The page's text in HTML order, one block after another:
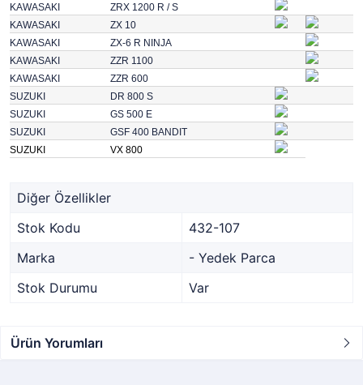
KAWASAKI
ZRX 1200 R / S
KAWASAKI
ZX 10
KAWASAKI
ZX-6 R NINJA
KAWASAKI
ZZR 1100
KAWASAKI
ZZR 600
SUZUKI
DR 800 S
SUZUKI
GS 500 E
SUZUKI
GSF 400 BANDIT
SUZUKI
VX 800
Diğer Özellikler
Stok Kodu
432-107
Marka
- Yedek Parca
Stok Durumu
Var
Ürün Yorumları